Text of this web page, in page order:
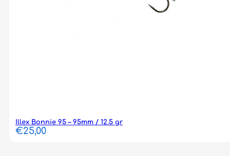
Illex Bonnie 95 – 95mm / 12.5 gr
€25,00